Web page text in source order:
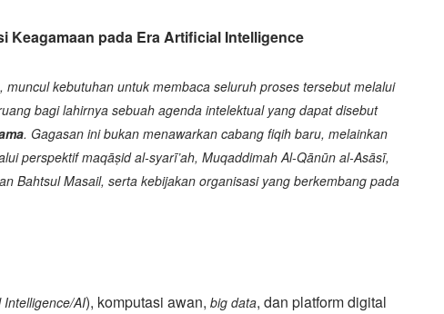
Keagamaan pada Era Artificial Intelligence
kebutuhan untuk membaca seluruh proses tersebut melalui
bagi lahirnya sebuah agenda intelektual yang dapat disebut
. Gagasan ini bukan menawarkan cabang fiqih baru, melainkan
perspektif maqāṣid al-syarī’ah, Muqaddimah Al-Qānūn al-Asāsī,
Bahtsul Masail, serta kebijakan organisasi yang berkembang pada
Intelligence/AI), komputasi awan, big data, dan platform digital